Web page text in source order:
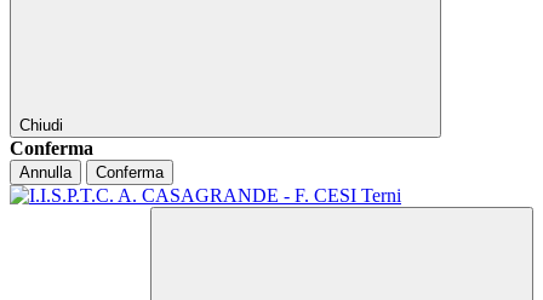
Chiudi
Conferma
Annulla Conferma